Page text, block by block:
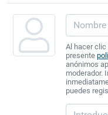
Al hacer clic
presente
anónimos
moderador.
puedes